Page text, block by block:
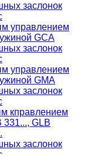
заслонок
управлением
GCA
заслонок
управлением
GMA
заслонок
кправлением
331..., GLB
заслонок